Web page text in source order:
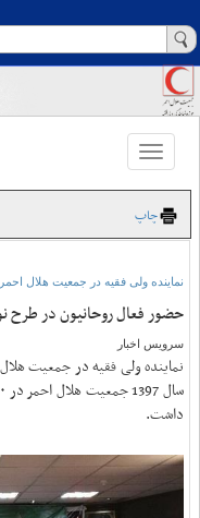
Toggle
navigation
چاپ
نماینده ولی فقیه در جمعیت هلال
حضور فعال روحانیون در طرح
سرویس اخبار
داشت.